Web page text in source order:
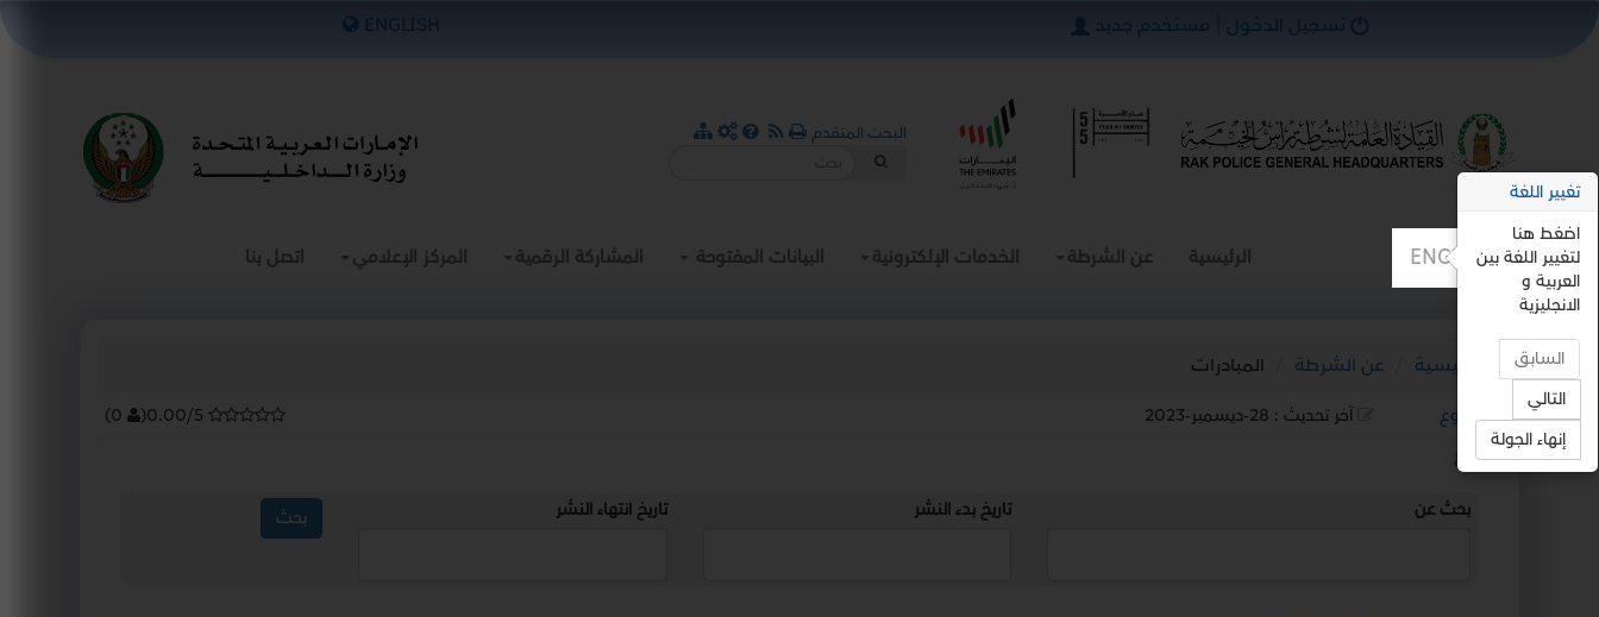
تسجيل الدخول مستخدم جديد ENGLISH
البحث المتقدم
ENGLISH الرئيسية عن الشرطة الخدمات الإلكترونية البيانات المفتوحة المشاركة الرقمية المركز الإعلامي اتصل بنا
×
الرئيسية عن الشرطة المبادرات
رجوع آخر تحديث : 28-ديسمبر-2023 0.00/5
(
0
)
استمع
بحث عن تاريخ بدء النشر تاريخ انتهاء النشر
تغيير اللغة
اضغط هنا
لتغيير اللغة بين
العربية و
الانجليزية
السابق
التالي
إنهاء الجولة